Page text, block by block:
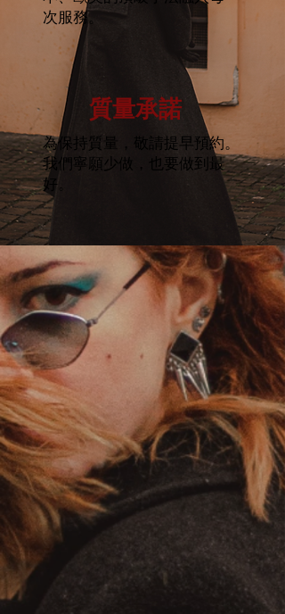
次服務。
質量承諾
為保持質量，敬請提早預約。
我們寧願少做，也要做到最
好。